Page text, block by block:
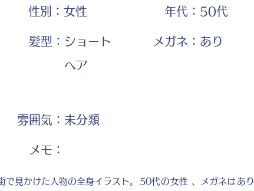
性別： 女性
髪型： ショート
ヘア
年代： 50代
メガネ： あり
雰囲気： 未分類
​メモ：
で見かけた人物の全身イラスト。 50代の女性 、メガネは あり